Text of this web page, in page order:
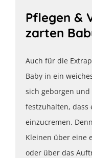
Pflegen &
zarten
Auch für die
Baby in ein
sich geborgen
festzuhalten, dass
einzucremen.
Kleinen über eine
oder über das